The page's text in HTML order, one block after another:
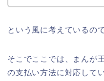
という風に考えているの
そこでここでは、まんが
の支払い方法に対応して